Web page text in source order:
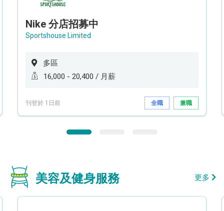
Nike 分店招募中
Sportshouse Limited
多區
16,000 - 20,400 / 月薪
刊登於 1日前 全職 兼職
美容及健身服務 更多